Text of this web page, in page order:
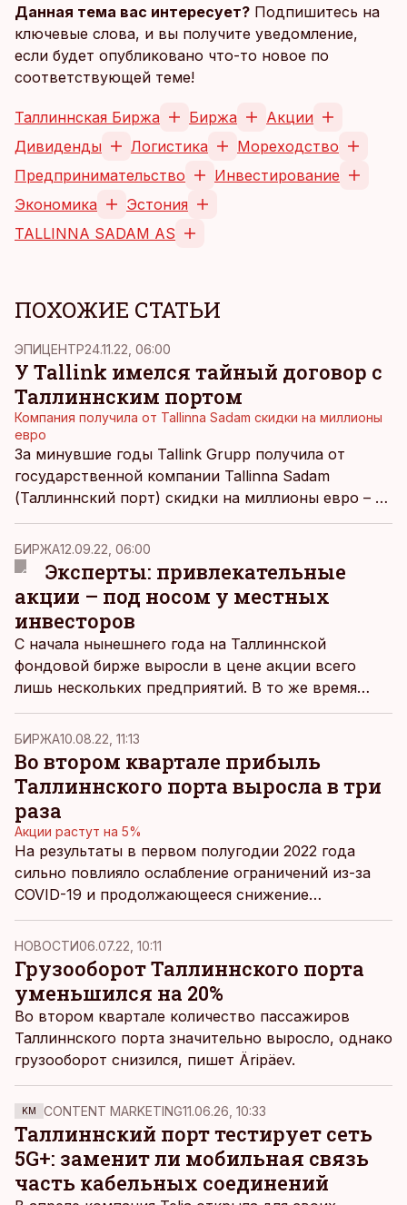
Данная тема вас интересует? Подпишитесь на
ключевые слова, и вы получите уведомление,
если будет опубликовано что-то новое по
соответствующей теме!
Таллиннская Биржа Биржа
Акции
Дивиденды
Логистика
Мореходство
Предпринимательство
Инвестирование
Экономика
Эстония
TALLINNA SADAM AS
ПОХОЖИЕ СТАТЬИ
ЭПИЦЕНТР24.11.22, 06:00
У Tallink имелся тайный договор с
Таллиннским портом
Компания получила от Tallinna Sadam скидки на миллионы
евро
За минувшие годы Tallink Grupp получила от
государственной компании Tallinna Sadam
(Таллиннский порт) скидки на миллионы евро – а
все благодаря особым договоренностям по
поводу портовых сборов, о которых не знали
конкуренты.
БИРЖА12.09.22, 06:00
Эксперты: привлекательные
акции – под носом у местных
инвесторов
С начала нынешнего года на Таллиннской
фондовой бирже выросли в цене акции всего
лишь нескольких предприятий. В то же время
целый ряд биржевых компаний, стоимость акций
которых за последние месяцы снизилась,
продемонстрировал хорошие финансовые
результаты даже в условиях кризиса.
БИРЖА10.08.22, 11:13
Во втором квартале прибыль
Таллиннского порта выросла в три
раза
Акции растут на 5%
На результаты в первом полугодии 2022 года
сильно повлияло ослабление ограничений из-за
COVID-19 и продолжающееся снижение
грузооборота.
НОВОСТИ06.07.22, 10:11
Грузооборот Таллиннского порта
уменьшился на 20%
Во втором квартале количество пассажиров
Таллиннского порта значительно выросло, однако
грузооборот снизился, пишет Äripäev.
KM CONTENT MARKETING11.06.26, 10:33
Таллиннский порт тестирует сеть
5G+: заменит ли мобильная связь
часть кабельных соединений